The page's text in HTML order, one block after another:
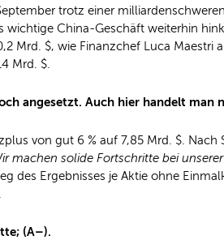
trotz einer
China-Geschäft weiterhin
Mrd. $, wie Finanzchef Luca
Mrd. $.
angesetzt. Auch hier handelt
von gut 6 % auf 7,85 Mrd. $.
machen solide Fortschritte bei
des Ergebnisses je Aktie ohne
(A–).